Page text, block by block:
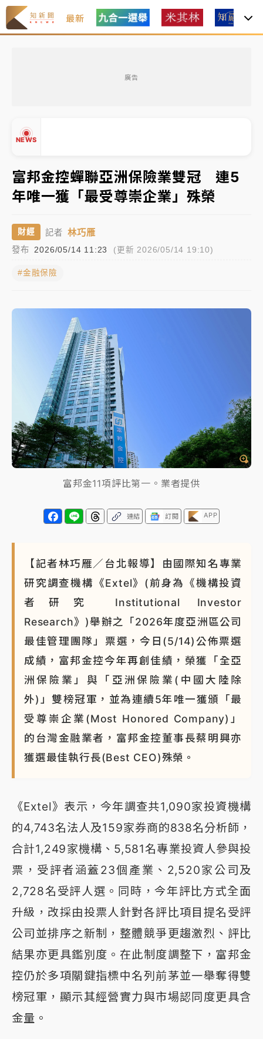
最新
廣告
NEWS
故宮《龍藏經》特展第2檔！今線上預約開賣一度塞車
周六起展出延長至晚上7時
台東農業處長涉圖利渡假村！東檢抗告成功 今重開羈
押庭
父親節泡湯了！中颱白海豚雨彈轟3天 「紅到發紫」降
台積電殺35元、台股跌近300點 被動元件、低軌衛星
及載板皆走弱
故宮《龍藏經》特展第2檔！今線上預約開賣一度塞車
周六起展出延長至晚上7時
台東農業處長涉圖利渡假村！東檢抗告成功 今重開羈
父親節泡湯了！中颱白海豚雨彈轟3天 「紅到發紫」降
雨熱區曝
富邦金控蟬聯亞洲保險業雙冠 連5
年唯一獲「最受尊崇企業」殊榮
財經 記者 林巧雁
發布 2026/05/14 11:23 (更新 2026/05/14 19:10)
#金融保險
富邦金11項評比第一。業者提供
連結 訂閱 APP
【記者林巧雁／台北報導】由國際知名專業
研究調查機構《Extel》(前身為《機構投資
者研究 Institutional Investor
Research》)舉辦之「2026年度亞洲區公司
最佳管理團隊」票選，今日(5/14)公佈票選
成績，富邦金控今年再創佳績，榮獲「全亞
洲保險業」與「亞洲保險業(中國大陸除
外)」雙榜冠軍，並為連續5年唯一獲頒「最
受尊崇企業(Most Honored Company)」
的台灣金融業者，富邦金控董事長蔡明興亦
獲選最佳執行長(Best CEO)殊榮。
《Extel》表示，今年調查共1,090家投資機構
的4,743名法人及159家券商的838名分析師，
合計1,249家機構、5,581名專業投資人參與投
票，受評者涵蓋23個產業、2,520家公司及
2,728名受評人選。同時，今年評比方式全面
升級，改採由投票人針對各評比項目提名受評
公司並排序之新制，整體競爭更趨激烈、評比
結果亦更具鑑別度。在此制度調整下，富邦金
控仍於多項關鍵指標中名列前茅並一舉奪得雙
榜冠軍，顯示其經營實力與市場認同度更具含
金量。